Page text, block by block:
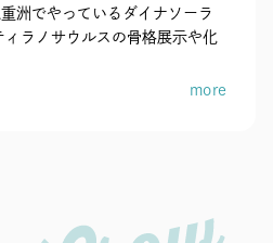
洲でやっているダイナソーラ
ラノサウルスの骨格展示や化
more